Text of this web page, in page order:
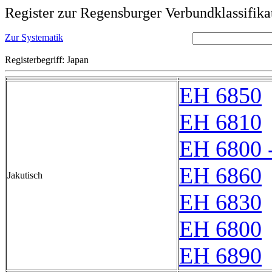
Register zur Regensburger
Zur Systematik
Registerbegriff: Japan
Jakutisch
EH 6850
EH 6810
EH 6800
EH 6860
EH 6830
EH 6800
EH 6890